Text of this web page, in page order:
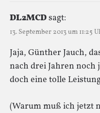
DL2MCDsagt:
13. September 2013 um 11:25
Jaja, Günther Jauch,
nach drei Jahren noch
doch eine tolle
(Warum muß ich jetzt